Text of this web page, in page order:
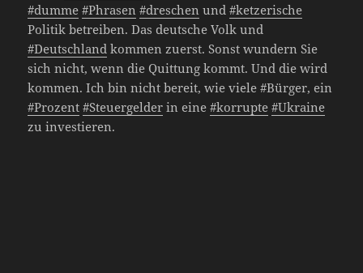
#dumme #Phrasen #dreschen und#ketzerische
Politik betreiben. Das deutsche Volk und
#Deutschland kommen zuerst. Sonst wundern Sie
sich nicht, wenn die Quittung kommt. Und die wird
kommen. Ich bin nicht bereit, wie viele #Bürger, ein
#Prozent #Steuergelder in eine#korrupte #Ukraine
zu investieren.